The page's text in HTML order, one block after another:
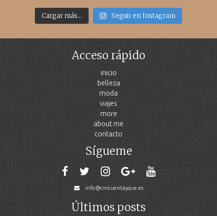
Cargar más... Seguir en Instagram
Acceso rápido
inicio
belleza
moda
viajes
more
about me
contacto
Sígueme
info@cincuentayque.es
Últimos posts